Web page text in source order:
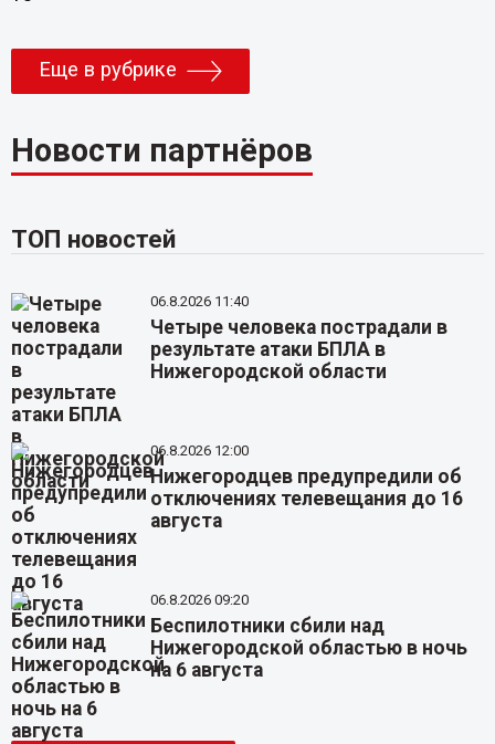
Еще в рубрике
Новости партнёров
ТОП новостей
06.8.2026 11:40
Четыре человека пострадали в
результате атаки БПЛА в
Нижегородской области
06.8.2026 12:00
Нижегородцев предупредили об
отключениях телевещания до 16
августа
06.8.2026 09:20
Беспилотники сбили над
Нижегородской областью в ночь
на 6 августа